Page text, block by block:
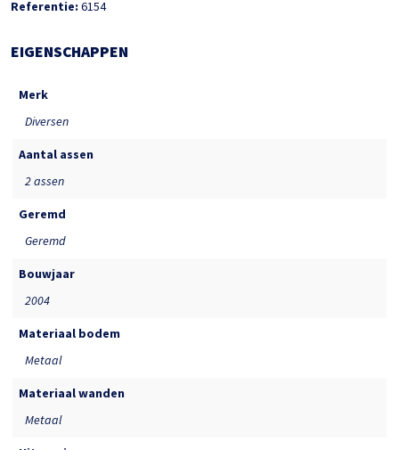
Referentie: 6154
EIGENSCHAPPEN
Merk
Diversen
Aantal assen
2 assen
Geremd
Geremd
Bouwjaar
2004
Materiaal bodem
Metaal
Materiaal wanden
Metaal